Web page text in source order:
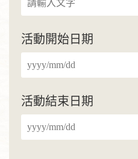
活動開始日期
活動結束日期